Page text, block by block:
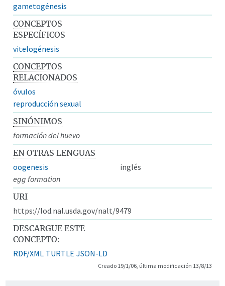
gametogénesis
CONCEPTOS
ESPECÍFICOS
vitelogénesis
CONCEPTOS
RELACIONADOS
óvulos
reproducción sexual
SINÓNIMOS
formación del huevo
EN OTRAS LENGUAS
oogenesis
inglés
egg formation
URI
https://lod.nal.usda.gov/nalt/9479
DESCARGUE ESTE
CONCEPTO:
RDF/XML TURTLE JSON-LD
Creado 19/1/06, última modificación 13/8/13